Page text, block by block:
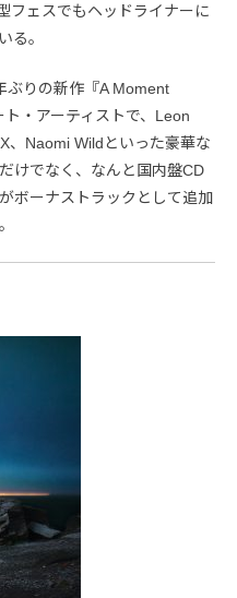
フェスでもヘッドライナーに
る。
ぶりの新作『A Moment
・アーティストで、Leon
、Naomi Wildといった豪華な
けでなく、なんと国内盤CD
ボーナストラックとして追加